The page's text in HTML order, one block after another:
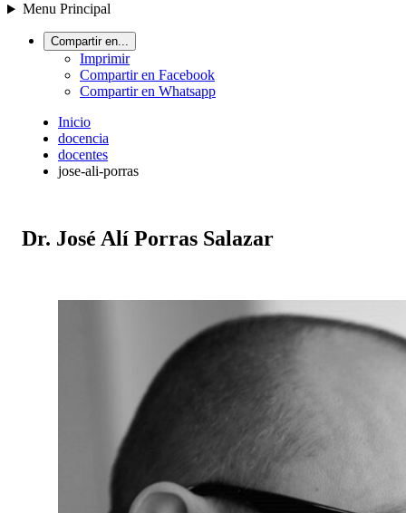
Menu Principal
Compartir en...
Imprimir
Compartir en Facebook
Compartir en Whatsapp
Inicio
docencia
docentes
jose-ali-porras
Dr. José Alí Porras Salazar